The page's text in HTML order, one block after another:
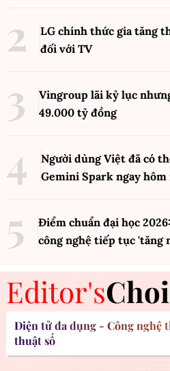
LG chính thức gia tăng
đối với TV
Vingroup lãi kỷ lục
49.000 tỷ đồng
Người dùng Việt đã có
Gemini Spark ngay hôm
Điểm chuẩn đại học
công nghệ tiếp tục 'tăng
Editor's
Điện tử đa dụng - Công nghệ
thuật số